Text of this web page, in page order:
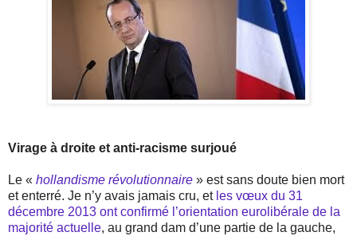
Virage à droite et anti-racisme surjoué
Le « hollandisme révolutionnaire » est sans doute bien mort
et enterré. Je n’y avais jamais cru, et les vœux du 31
décembre 2013 ont confirmé l’orientation eurolibérale de la
majorité actuelle, au grand dam d’une partie de la gauche,